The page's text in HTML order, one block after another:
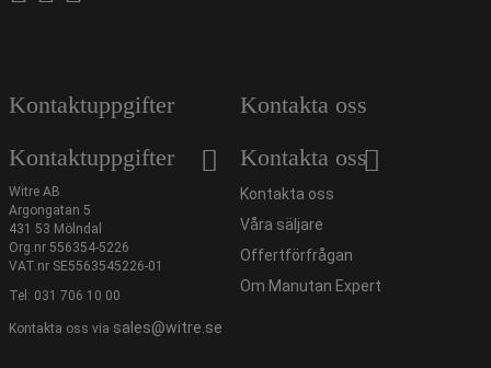
Kontaktuppgifter
Kontaktuppgifter
Witre AB
Argongatan 5
431 53 Mölndal
Org.nr 556354-5226
VAT.nr SE5563545226-01
Tel: 031 706 10 00
Kontakta oss via sales@witre.se
Kontakta oss
Kontakta oss
Kontakta oss
Våra säljare
Offertförfrågan
Om Manutan Expert